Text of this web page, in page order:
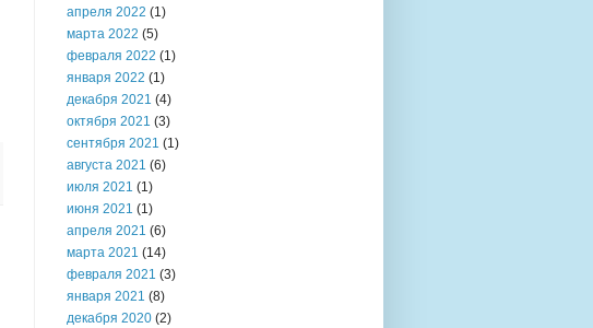
апреля 2022 (1)
марта 2022 (5)
февраля 2022 (1)
января 2022 (1)
декабря 2021 (4)
октября 2021 (3)
сентября 2021 (1)
августа 2021 (6)
июля 2021 (1)
июня 2021 (1)
апреля 2021 (6)
марта 2021 (14)
февраля 2021 (3)
января 2021 (8)
декабря 2020 (2)